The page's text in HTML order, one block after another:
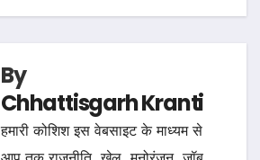
By
Chhattisgarh Kranti
हमारी कोशिश इस वेबसाइट के माध्यम से